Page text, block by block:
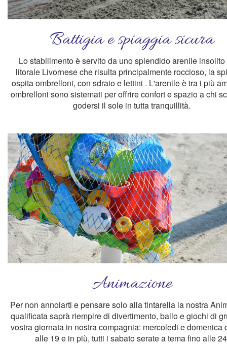
Battigia e spiaggia sicura
Lo stabilimento è servito da uno splendido arenile
litorale Livornese che risulta principalmente roccioso, la
ospita ombrelloni, con sdraio e lettini . L'arenile è tra i più
ombrelloni sono sistemati per offrire confort e spazio a chi
godersi il sole in tutta tranquillità.
Animazione
Per non annoiarti e pensare solo alla tintarella la nostra
qualificata saprà riempire di divertimento, ballo e giochi di
vostra giornata in nostra compagnia: mercoledi e domenica
alle 19 e in più, tutti i sabato serate a tema fino alle